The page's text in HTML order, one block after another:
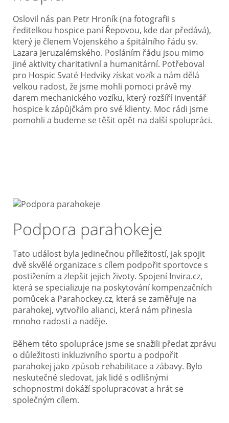
Oslovil nás pan Petr Hroník (na fotografii s
ředitelkou hospice paní Řepovou, kde dar předává),
který je členem Vojenského a špitálního řádu sv.
Lazara Jeruzalémského. Posláním řádu jsou mimo
jiné aktivity charitativní a humanitární. Potřeboval
pro Hospic Svaté Hedviky získat vozík a nám dělá
velkou radost, že jsme mohli pomoci právě my
darem mechanického vozíku, který rozšíří inventář
hospice k zápůjčkám pro své klienty. Moc rádi jsme
pomohli a budeme se těšit opět na další spolupráci.
Podpora parahokeje
Tato událost byla jedinečnou příležitostí, jak spojit
dvě skvělé organizace s cílem podpořit sportovce s
postižením a zlepšit jejich životy. Spojení Invira.cz,
která se specializuje na poskytování kompenzačních
pomůcek a Parahockey.cz, která se zaměřuje na
parahokej, vytvořilo alianci, která nám přinesla
mnoho radosti a naděje.
Během této spolupráce jsme se snažili předat zprávu
o důležitosti inkluzivního sportu a podpořit
parahokej jako způsob rehabilitace a zábavy. Bylo
neskutečné sledovat, jak lidé s odlišnými
schopnostmi dokáží spolupracovat a hrát se
společným cílem.